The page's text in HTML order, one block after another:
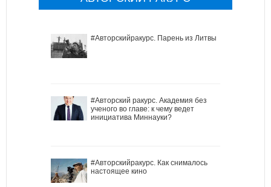
#Авторскийракурс. Парень из Литвы
#Авторский ракурс. Академия без
ученого во главе: к чему ведет
инициатива Миннауки?
#Авторскийракурс. Как снималось
настоящее кино